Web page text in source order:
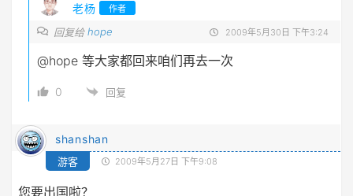
老杨 作者
回复给hope 2009年5月30日 下午3:24
@hope 等大家都回来咱们再去一次
0 回复
shanshan
游客 2009年5月27日 下午9:08
您要出国啦？